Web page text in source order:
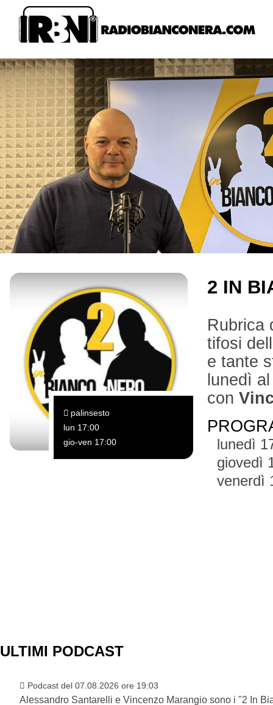
palinsesto
lun 17:00
gio-ven 17:00
2 IN
Rubrica
tifosi
e tante
lunedì
con
lunedì
giovedì
venerdì
ULTIMI PODCAST
Podcast del 07.08.2026 ore 19:03
Alessandro Santarelli e Vincenzo Marangio sono i "2 In